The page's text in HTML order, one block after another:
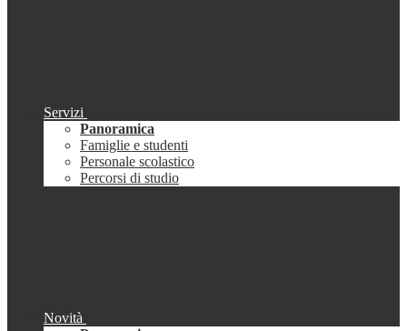
Servizi
Panoramica
Famiglie e studenti
Personale scolastico
Percorsi di studio
Novità